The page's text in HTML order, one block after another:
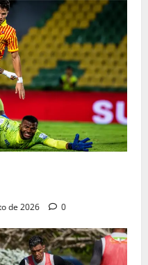
de 2026 0